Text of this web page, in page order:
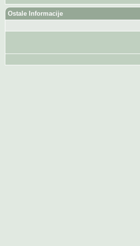
Ostale Informacije